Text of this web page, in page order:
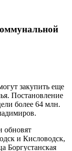
закупить еще
Постановление
более 64 млн.
обновят
и Кисловодск,
Боргустанская